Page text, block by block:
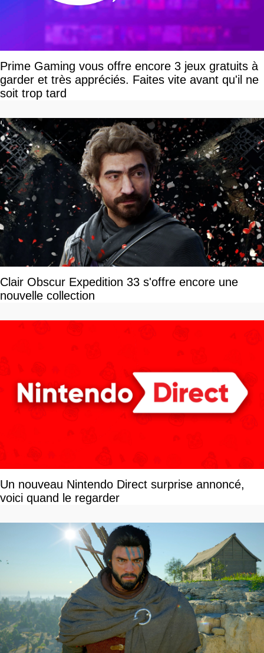
Prime Gaming vous offre encore 3 jeux gratuits à
garder et très appréciés. Faites vite avant qu'il ne
soit trop tard
Clair Obscur Expedition 33 s'offre encore une
nouvelle collection
Un nouveau Nintendo Direct surprise annoncé,
voici quand le regarder